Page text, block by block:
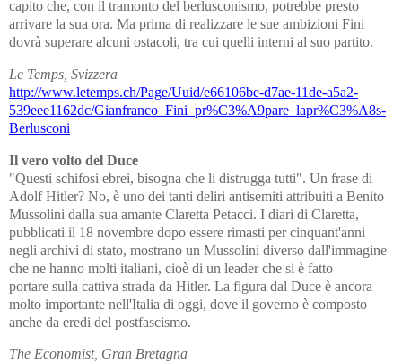
capito che, con il tramonto del berlusconismo, potrebbe presto
arrivare la sua ora. Ma prima di realizzare le sue ambizioni Fini
dovrà superare alcuni ostacoli, tra cui quelli interni al suo partito.
Le Temps, Svizzera
http://www.letemps.ch/Page/Uuid/e66106be-d7ae-11de-a5a2-
539eee1162dc/Gianfranco_Fini_pr%C3%A9pare_lapr%C3%A8s-
Berlusconi
Il vero volto del Duce
"Questi schifosi ebrei, bisogna che li distrugga tutti". Un frase di
Adolf Hitler? No, è uno dei tanti deliri antisemiti attribuiti a Benito
Mussolini dalla sua amante Claretta Petacci. I diari di Claretta,
pubblicati il 18 novembre dopo essere rimasti per cinquant'anni
negli archivi di stato, mostrano un Mussolini diverso dall'immagine
che ne hanno molti italiani, cioè di un leader che si è fatto
portare sulla cattiva strada da Hitler. La figura dal Duce è ancora
molto importante nell'Italia di oggi, dove il governo è composto
anche da eredi del postfascismo.
The Economist, Gran Bretagna